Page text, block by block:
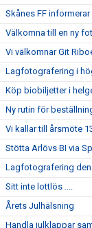
Skånes FF
Välkomna till en ny
Vi välkomnar Git
Lagfotografering i
Köp biobiljetter i
Ny rutin för
Vi kallar till årsmöte
Stötta Arlövs BI via
Lagfotografering den
Sitt inte lottlös ....
Årets Julhälsning
Handla julklappar